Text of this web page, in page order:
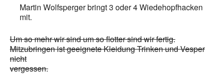
Martin Wolfsperger bringt 3 oder 4 Wiedehopfhacken
mit.
Um so mehr wir sind um so flotter sind wir fertig.
Mitzubringen ist geeignete Kleidung Trinken und Vesper
nicht
vergessen.